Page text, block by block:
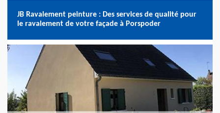
JB Ravalement peinture : Des services de qualité pour
le ravalement de votre façade à Porspoder